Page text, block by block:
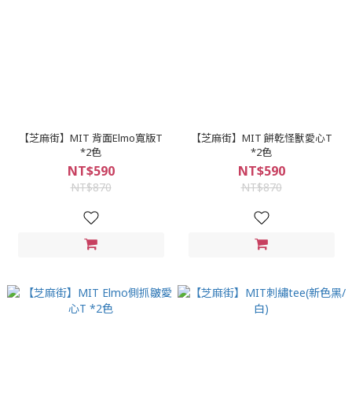
【芝麻街】MIT 背面Elmo寬版T
*2色
NT$590
NT$870
【芝麻街】MIT 餅乾怪獸愛心T
*2色
NT$590
NT$870